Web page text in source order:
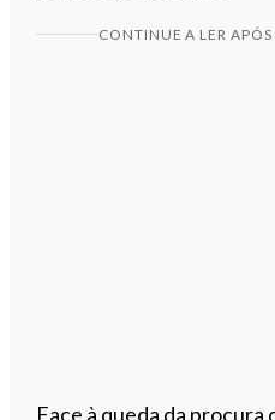
CONTINUE A LER
Face à queda da procura